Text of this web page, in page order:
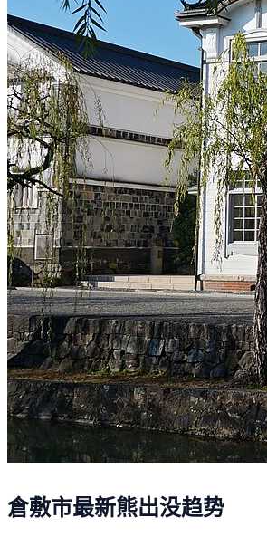
倉敷市最新熊出没趋势